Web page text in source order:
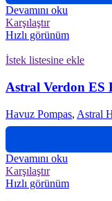
Devamını oku
Karşılaştır
Hızlı görünüm
İstek listesine ekle
Astral Verdon ES
Havuz Pompas, Astral
Devamını oku
Karşılaştır
Hızlı görünüm